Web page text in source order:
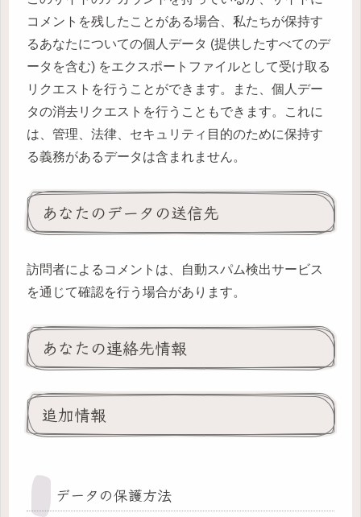
コメントを残したことがある場合、私たちが保持す
るあなたについての個人データ (提供したすべてのデ
ータを含む) をエクスポートファイルとして受け取る
リクエストを行うことができます。また、個人デー
タの消去リクエストを行うこともできます。これに
は、管理、法律、セキュリティ目的のために保持す
る義務があるデータは含まれません。
あなたのデータの送信先
訪問者によるコメントは、自動スパム検出サービス
を通じて確認を行う場合があります。
あなたの連絡先情報
追加情報
データの保護方法